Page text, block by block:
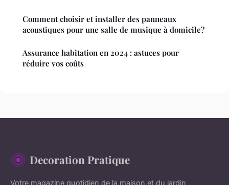
Comment choisir et installer des panneaux
acoustiques pour une salle de musique à domicile?
Assurance habitation en 2024 : astuces pour
réduire vos coûts
Decoration Pratique
Votre magazine quotidien de la maison et du jardin